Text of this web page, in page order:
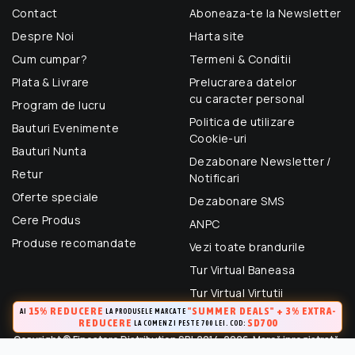
Contact
Despre Noi
Cum cumpar?
Plata & Livrare
Program de lucru
Bauturi Evenimente
Bauturi Nunta
Retur
Oferte speciale
Cere Produs
Produse recomandate
Aboneaza-te la Newsletter
Harta site
Termeni & Conditii
Prelucrarea datelor
cu caracter personal
Politica de utilizare
Cookie-uri
Dezabonare Newsletter /
Notificari
Dezabonare SMS
ANPC
Vezi toate brandurile
Tur Virtual Baneasa
Tur Virtual Virtutii
Copyright © Finestore Distribution SRL 2014-2026. Marcă inregistrată.
AI 15% REDUCERE LA PRODUSELE MARCATE "SUMMER DEALS" + 3% EXTRA-
REDUCERE LA COMENZI PESTE 700 LEI. COD: SD700